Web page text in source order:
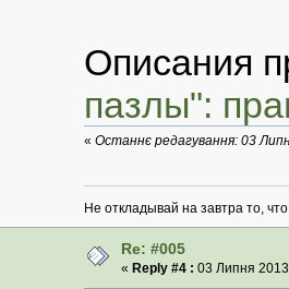
Описания
пазлы":
«Останнє редагування: 03
Не откладывай на завтра то,
Re: #005
« Reply #4 : 03 Липня